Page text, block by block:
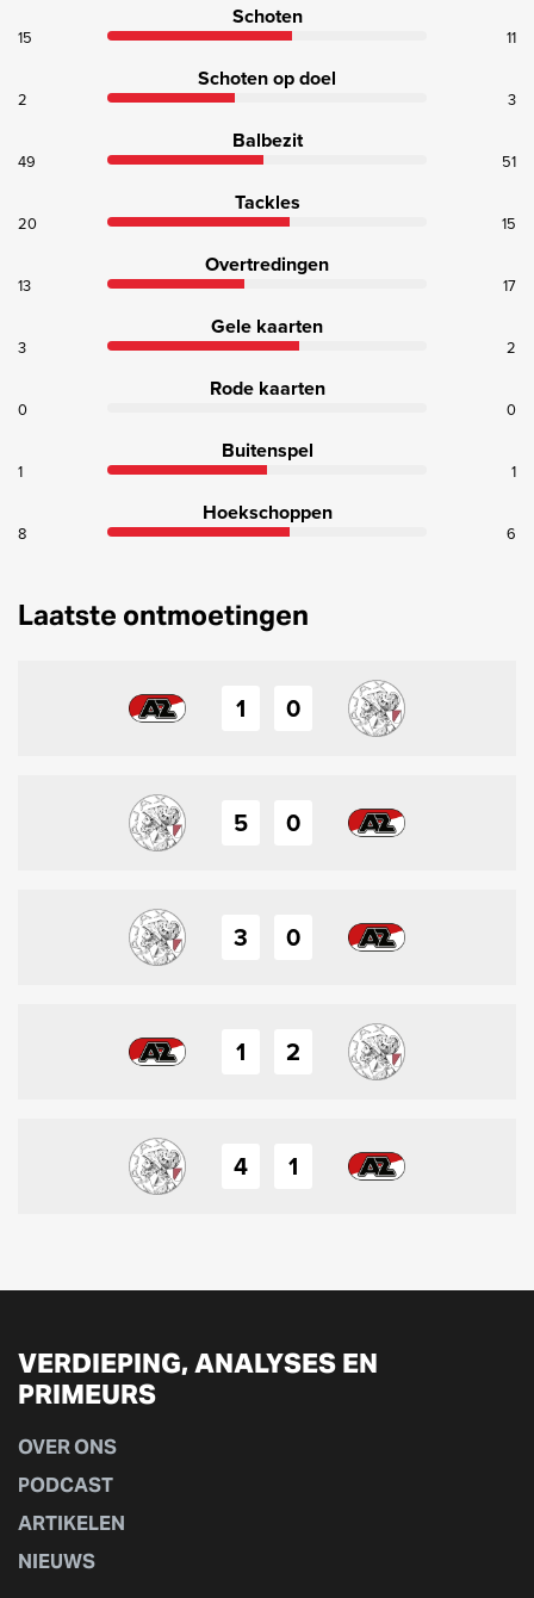
Schoten
15 11
Schoten op doel
2 3
Balbezit
49 51
Tackles
20 15
Overtredingen
13 17
Gele kaarten
3 2
Rode kaarten
0 0
Buitenspel
1 1
Hoekschoppen
8 6
Laatste ontmoetingen
1 0
5 0
3 0
1 2
4 1
VERDIEPING, ANALYSES EN
PRIMEURS
OVER ONS
PODCAST
ARTIKELEN
NIEUWS